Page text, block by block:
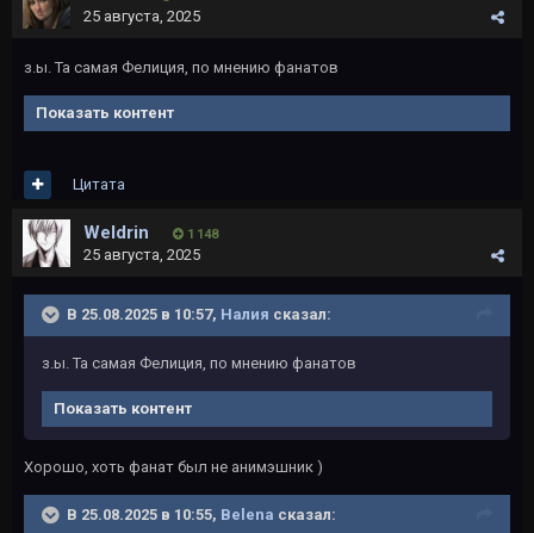
25 августа, 2025
з.ы. Та самая Фелиция, по мнению фанатов
Показать контент
Цитата
Weldrin 1 148
25 августа, 2025
В 25.08.2025 в 10:57, Налия сказал:
з.ы. Та самая Фелиция, по мнению фанатов
Показать контент
Хорошо, хоть фанат был не анимэшник )
В 25.08.2025 в 10:55, Belena сказал: